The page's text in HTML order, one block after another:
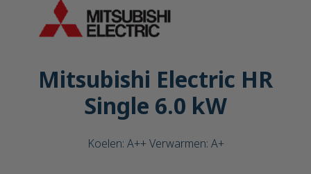
Mitsubishi Electric HR
Single 6.0 kW
Koelen: A++ Verwarmen: A+